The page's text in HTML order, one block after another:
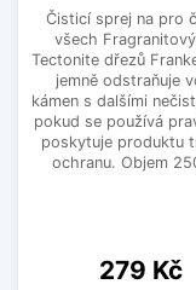
Čisticí sprej na pro
všech
Tectonite dřezů
jemně odstraňuje
kámen s dalšími
pokud se používá
poskytuje produktu
ochranu. Objem
Cena
279 Kč